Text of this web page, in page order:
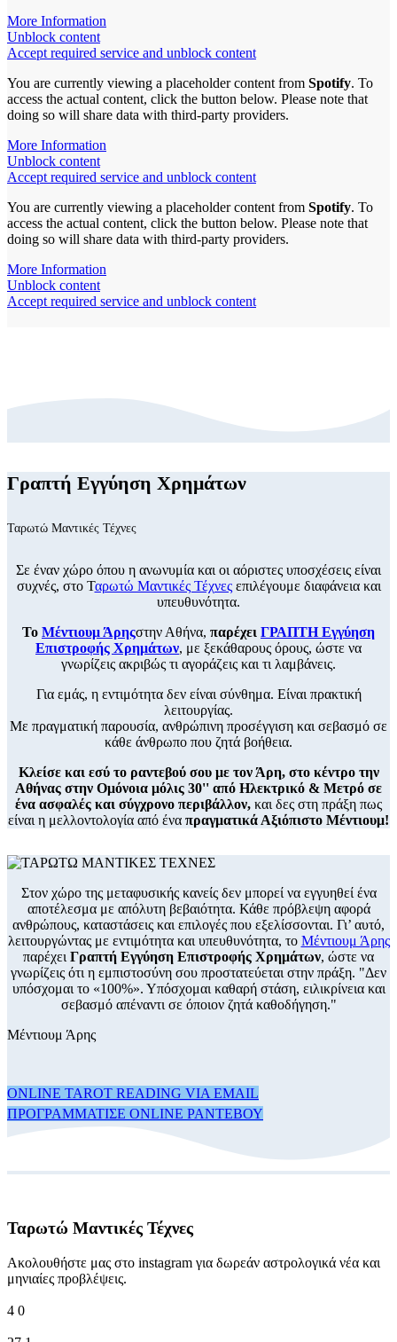
More Information
Unblock content
Accept required service and unblock content
You are currently viewing a placeholder content from Spotify. To
access the actual content, click the button below. Please note that
doing so will share data with third-party providers.
More Information
Unblock content
Accept required service and unblock content
You are currently viewing a placeholder content from Spotify. To
access the actual content, click the button below. Please note that
doing so will share data with third-party providers.
More Information
Unblock content
Accept required service and unblock content
Γραπτή Εγγύηση Χρημάτων
Ταρωτώ Μαντικές Τέχνες
Σε έναν χώρο όπου η ανωνυμία και οι αόριστες υποσχέσεις είναι
συχνές, στο Ταρωτώ Μαντικές Τέχνεςεπιλέγουμε διαφάνεια και
υπευθυνότητα.
Το Μέντιουμ Άρηςστην Αθήνα, παρέχει ΓΡΑΠΤΗ Εγγύηση
Επιστροφής Χρημάτων, με ξεκάθαρους όρους, ώστε να
γνωρίζεις ακριβώς τι αγοράζεις και τι λαμβάνεις.
Για εμάς, η εντιμότητα δεν είναι σύνθημα. Είναι πρακτική
λειτουργίας.
Με πραγματική παρουσία, ανθρώπινη προσέγγιση και σεβασμό σε
κάθε άνθρωπο που ζητά βοήθεια.
Κλείσε και εσύ το ραντεβού σου με τον Άρη, στο κέντρο την
Αθήνας στην Ομόνοια μόλις 30'' από Ηλεκτρικό & Μετρό σε
ένα ασφαλές και σύγχρονο περιβάλλον, και δες στη πράξη πως
είναι η μελλοντολογία από ένα πραγματικά Αξιόπιστο Μέντιουμ!
Στον χώρο της μεταφυσικής κανείς δεν μπορεί να εγγυηθεί ένα
αποτέλεσμα με απόλυτη βεβαιότητα. Κάθε πρόβλεψη αφορά
ανθρώπους, καταστάσεις και επιλογές που εξελίσσονται. Γι’ αυτό,
λειτουργώντας με εντιμότητα και υπευθυνότητα, το Μέντιουμ Άρης
παρέχει Γραπτή Εγγύηση Επιστροφής Χρημάτων, ώστε να
γνωρίζεις ότι η εμπιστοσύνη σου προστατεύεται στην πράξη. "Δεν
υπόσχομαι το «100%». Υπόσχομαι καθαρή στάση, ειλικρίνεια και
σεβασμό απέναντι σε όποιον ζητά καθοδήγηση."
Μέντιουμ Άρης
ONLINE TAROT READING VIA EMAIL
ΠΡΟΓΡΑΜΜΑΤΙΣΕ ONLINE ΡΑΝΤΕΒΟΥ
Ταρωτώ Μαντικές Τέχνες
Ακολουθήστε μας στο instagram για δωρεάν αστρολογικά νέα και
μηνιαίες προβλέψεις.
4 0